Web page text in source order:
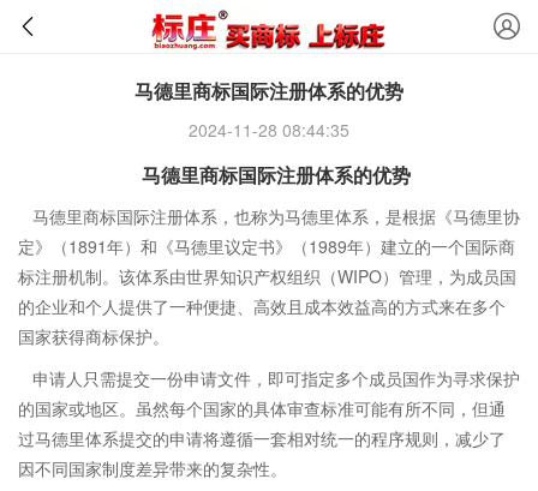
马德里商标国际注册体系的优势
2024-11-28 08:44:35
马德里商标国际注册体系的优势
马德里商标国际注册体系，也称为马德里体系，是根据《马德里协
定》（1891年）和《马德里议定书》（1989年）建立的一个国际商
标注册机制。该体系由世界知识产权组织（WIPO）管理，为成员国
的企业和个人提供了一种便捷、高效且成本效益高的方式来在多个
国家获得商标保护。
申请人只需提交一份申请文件，即可指定多个成员国作为寻求保护
的国家或地区。虽然每个国家的具体审查标准可能有所不同，但通
过马德里体系提交的申请将遵循一套相对统一的程序规则，减少了
因不同国家制度差异带来的复杂性。